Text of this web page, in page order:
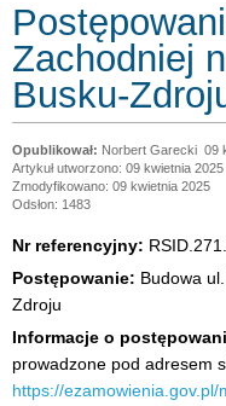
Zachodniej
Busku-
Norbert Garecki 09
Artykuł utworzono: 09 kwietnia 2025
Zmodyfikowano: 09 kwietnia 2025
Odsłon: 1483
Nr referencyjny:
Postępowanie: Budowa
Zdroju
Informacje o
prowadzone pod adresem
https://